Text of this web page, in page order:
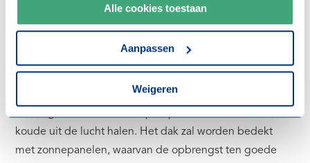
cookies toestaan’ te klikken, ga je akkoord met het
gebruik van alle cookies zoals omschreven in onze
Alle cookies toestaan
Aanpassen
Weigeren
2024. Het gebouw wordt hoogwaardig geïsoleerd en
krijgt een duurzaam collectief energiesysteem voor
verwarming en koeling. Dit systeem is 100% gasloos en
koude uit de lucht halen. Het dak zal worden bedekt
met zonnepanelen, waarvan de opbrengst ten goede